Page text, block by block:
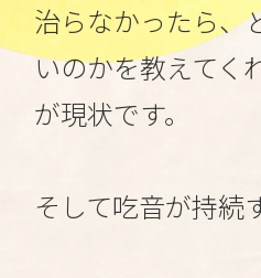
治らなかったら、
いのかを教えてく
が現状です。
そして吃音が持続